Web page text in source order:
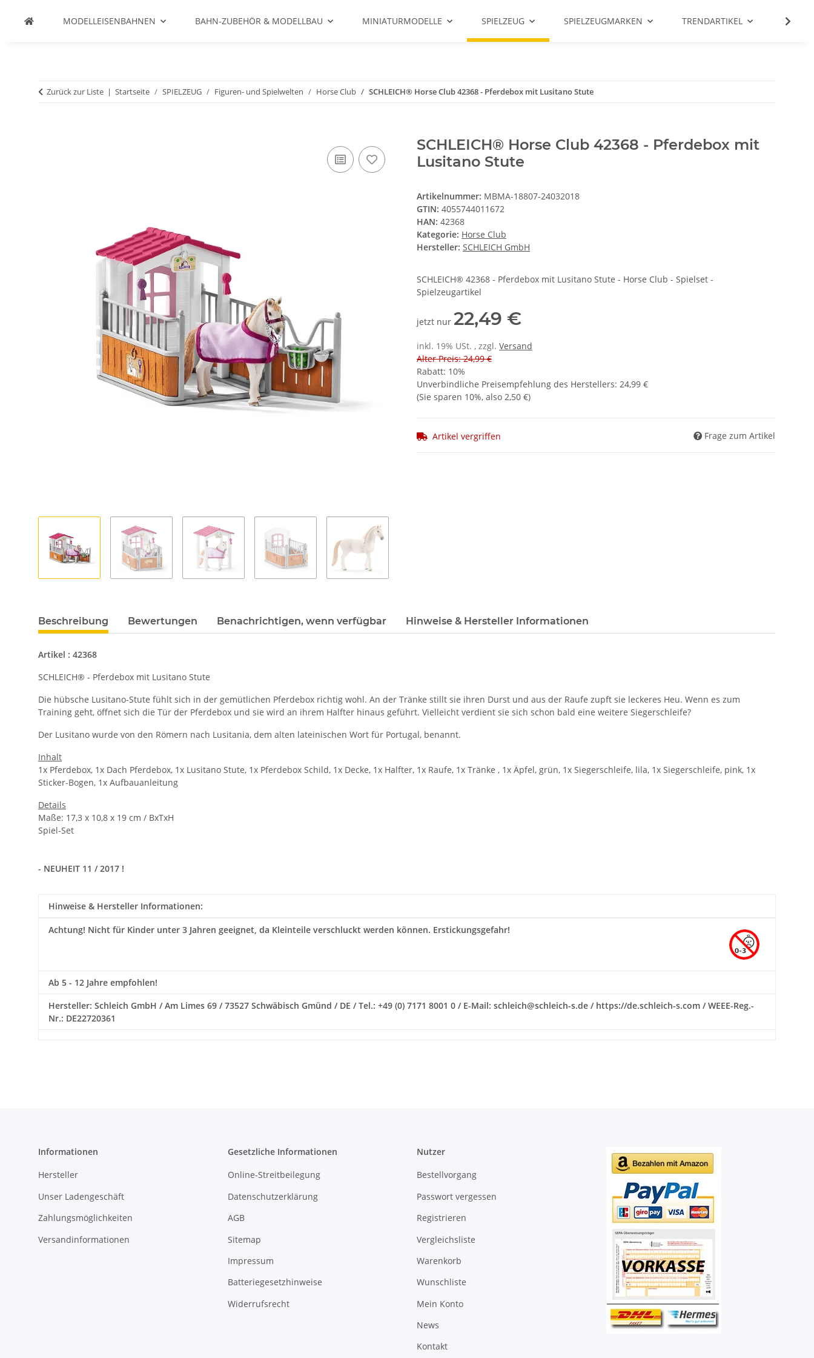
MODELLEISENBAHNEN BAHN-ZUBEHÖR & MODELLBAU MINIATURMODELLE SPIELZEUG SPIELZEUGMARKEN TRENDARTIKEL SALE %
Zurück zur Liste Startseite SPIELZEUG Figuren- und Spielwelten Horse Club SCHLEICH® Horse Club 42368 - Pferdebox mit Lusitano Stute
SCHLEICH® Horse Club 42368 - Pferdebox mit
Lusitano Stute
Artikelnummer: MBMA-18807-24032018
GTIN: 4055744011672
HAN: 42368
Kategorie: Horse Club
Hersteller: SCHLEICH GmbH
SCHLEICH® 42368 - Pferdebox mit Lusitano Stute - Horse Club - Spielset -
Spielzeugartikel
jetzt nur 22,49 €
inkl. 19% USt. , zzgl. Versand
Alter Preis: 24,99 €
Rabatt: 10%
Unverbindliche Preisempfehlung des Herstellers: 24,99 €
(Sie sparen 10%, also 2,50 €)
Artikel vergriffen Frage zum Artikel
Beschreibung Bewertungen Benachrichtigen, wenn verfügbar Hinweise & Hersteller Informationen
Artikel : 42368
SCHLEICH® - Pferdebox mit Lusitano Stute
Die hübsche Lusitano-Stute fühlt sich in der gemütlichen Pferdebox richtig wohl. An der Tränke stillt sie ihren Durst und aus der Raufe zupft sie leckeres Heu. Wenn es zum
Training geht, öffnet sich die Tür der Pferdebox und sie wird an ihrem Halfter hinaus geführt. Vielleicht verdient sie sich schon bald eine weitere Siegerschleife?
Der Lusitano wurde von den Römern nach Lusitania, dem alten lateinischen Wort für Portugal, benannt.
Inhalt
1x Pferdebox, 1x Dach Pferdebox, 1x Lusitano Stute, 1x Pferdebox Schild, 1x Decke, 1x Halfter, 1x Raufe, 1x Tränke , 1x Äpfel, grün, 1x Siegerschleife, lila, 1x Siegerschleife, pink, 1x
Sticker-Bogen, 1x Aufbauanleitung
Details
Maße: 17,3 x 10,8 x 19 cm / BxTxH
Spiel-Set
- NEUHEIT 11 / 2017 !
Hinweise & Hersteller Informationen:
Achtung! Nicht für Kinder unter 3 Jahren geeignet, da Kleinteile verschluckt werden können. Erstickungsgefahr!
Ab 5 - 12 Jahre empfohlen!
Hersteller: Schleich GmbH / Am Limes 69 / 73527 Schwäbisch Gmünd / DE / Tel.: +49 (0) 7171 8001 0 / E-Mail: schleich@schleich-s.de / https://de.schleich-s.com / WEEE-Reg.-
Nr.: DE22720361
Informationen
Hersteller
Unser Ladengeschäft
Zahlungsmöglichkeiten
Versandinformationen
Gesetzliche Informationen
Online-Streitbeilegung
Datenschutzerklärung
AGB
Sitemap
Impressum
Batteriegesetzhinweise
Widerrufsrecht
Nutzer
Bestellvorgang
Passwort vergessen
Registrieren
Vergleichsliste
Warenkorb
Wunschliste
Mein Konto
News
Kontakt